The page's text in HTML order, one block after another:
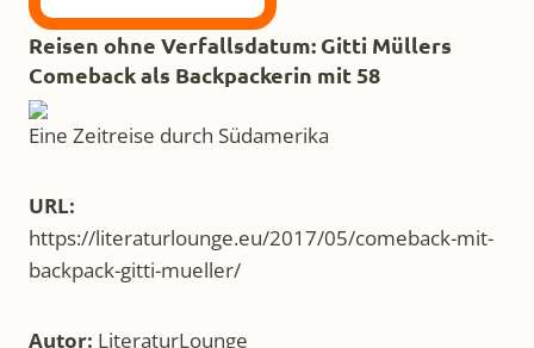
Reisen ohne Verfallsdatum: Gitti Müllers
Comeback als Backpackerin mit 58
Eine Zeitreise durch Südamerika
URL:
https://literaturlounge.eu/2017/05/comeback-mit-
backpack-gitti-mueller/
Autor: LiteraturLounge